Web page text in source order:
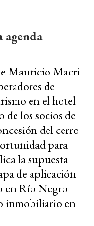
agenda
Mauricio Macri
de
en el hotel
los socios de
del cerro
para
la supuesta
de aplicación
en Río Negro
inmobiliario en